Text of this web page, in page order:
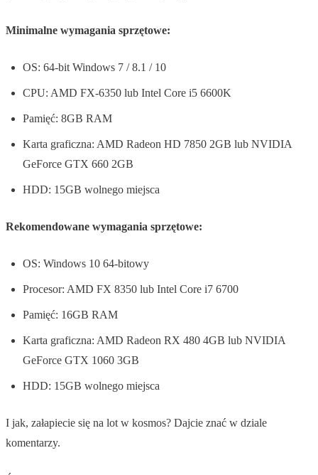
Minimalne wymagania sprzętowe:
OS: 64-bit Windows 7 / 8.1 / 10
CPU: AMD FX-6350 lub Intel Core i5 6600K
Pamięć: 8GB RAM
Karta graficzna: AMD Radeon HD 7850 2GB lub NVIDIA
GeForce GTX 660 2GB
HDD: 15GB wolnego miejsca
Rekomendowane wymagania sprzętowe:
OS: Windows 10 64-bitowy
Procesor: AMD FX 8350 lub Intel Core i7 6700
Pamięć: 16GB RAM
Karta graficzna: AMD Radeon RX 480 4GB lub NVIDIA
GeForce GTX 1060 3GB
HDD: 15GB wolnego miejsca
I jak, załapiecie się na lot w kosmos? Dajcie znać w dziale
komentarzy.